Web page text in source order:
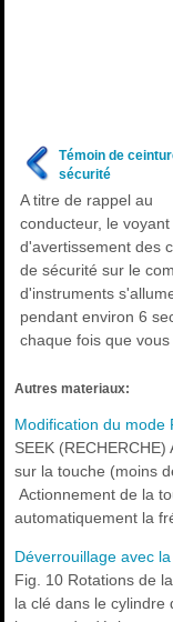
Témoin de
sécurité
A titre de rappel au
conducteur, le voyant
d'avertissement des
de sécurité sur le
d'instruments
pendant environ 6
chaque fois que vous
Autres materiaux:
Modification du mode
SEEK
sur la touche (moins
Actionnement de la
automatiquement la
Déverrouillage avec
Fig. 10 Rotations de
la clé dans le